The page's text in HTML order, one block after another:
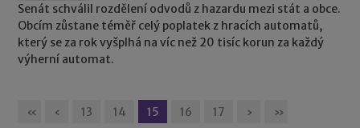
Senát schválil rozdělení odvodů z hazardu mezi stát a obce.
Obcím zůstane téměř celý poplatek z hracích automatů,
který se za rok vyšplhá na víc než 20 tisíc korun za každý
výherní automat.
« ‹ 13 14 15 16 17 › »